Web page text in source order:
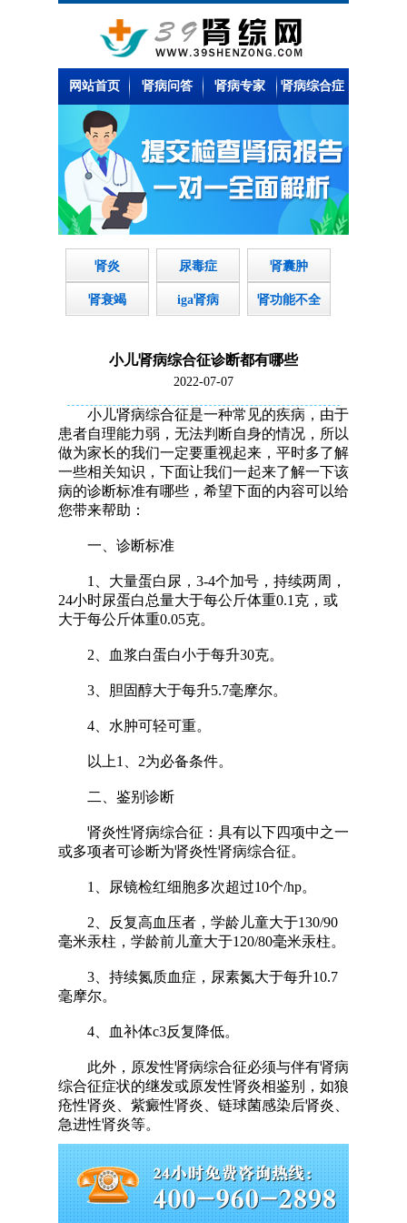
网站首页 肾病问答 肾病专家 肾病综合症
肾炎 尿毒症 肾囊肿
肾衰竭 iga肾病 肾功能不全
小儿肾病综合征诊断都有哪些
2022-07-07
小儿肾病综合征是一种常见的疾病，由于
患者自理能力弱，无法判断自身的情况，所以
做为家长的我们一定要重视起来，平时多了解
一些相关知识，下面让我们一起来了解一下该
病的诊断标准有哪些，希望下面的内容可以给
您带来帮助：
一、诊断标准
1、大量蛋白尿，3-4个加号，持续两周，
24小时尿蛋白总量大于每公斤体重0.1克，或
大于每公斤体重0.05克。
2、血浆白蛋白小于每升30克。
3、胆固醇大于每升5.7毫摩尔。
4、水肿可轻可重。
以上1、2为必备条件。
二、鉴别诊断
肾炎性肾病综合征：具有以下四项中之一
或多项者可诊断为肾炎性肾病综合征。
1、尿镜检红细胞多次超过10个/hp。
2、反复高血压者，学龄儿童大于130/90
毫米汞柱，学龄前儿童大于120/80毫米汞柱。
3、持续氮质血症，尿素氮大于每升10.7
毫摩尔。
4、血补体c3反复降低。
此外，原发性肾病综合征必须与伴有肾病
综合征症状的继发或原发性肾炎相鉴别，如狼
疮性肾炎、紫癜性肾炎、链球菌感染后肾炎、
急进性肾炎等。